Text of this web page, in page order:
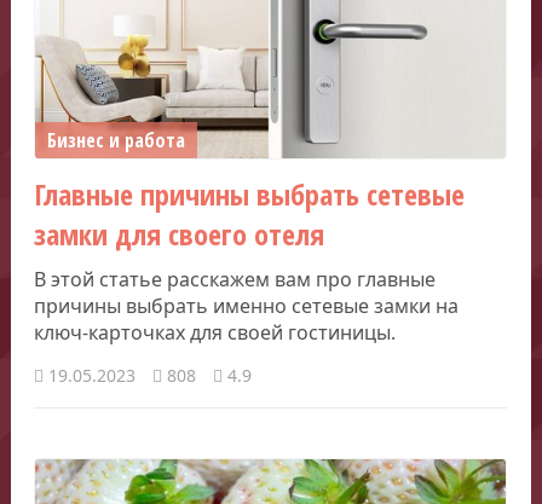
Бизнес и работа
Главные причины выбрать сетевые
замки для своего отеля
В этой статье расскажем вам про главные
причины выбрать именно сетевые замки на
ключ-карточках для своей гостиницы.
19.05.2023 808 4.9